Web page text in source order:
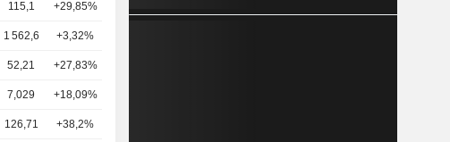
115,1 +29,85%
1 562,6 +3,32%
52,21 +27,83%
7,029 +18,09%
126,71 +38,2%